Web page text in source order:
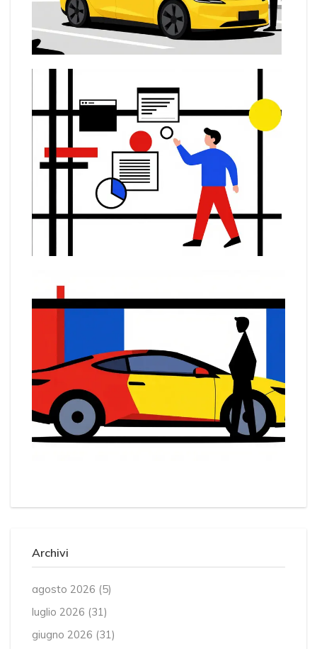
Archivi
agosto 2026 (5)
luglio 2026 (31)
giugno 2026 (31)